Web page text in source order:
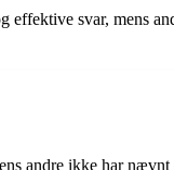
effektive svar, mens
andre ikke har nævnt